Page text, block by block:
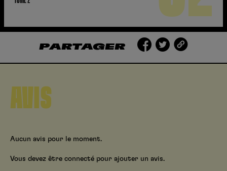
PARTAGER
AVIS
Aucun avis pour le moment.
Vous devez être connecté pour ajouter un avis.